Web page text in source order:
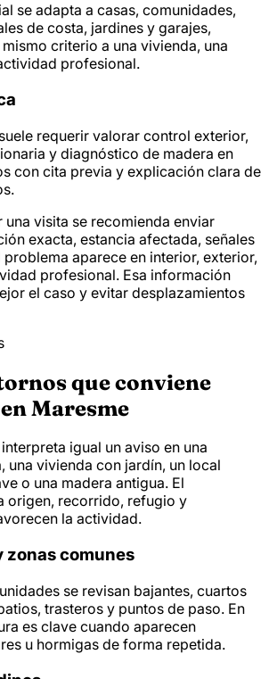
se adapta a casas, comunidades,
de costa, jardines y garajes,
criterio a una vivienda, una
profesional.
requerir valorar control exterior,
y diagnóstico de madera en
con cita previa y explicación clara de
una visita se recomienda enviar
exacta, estancia afectada, señales
aparece en interior, exterior,
profesional. Esa información
el caso y evitar desplazamientos
que conviene
Maresme
igual un aviso en una
una vivienda con jardín, un local
o una madera antigua. El
origen, recorrido, refugio y
la actividad.
zonas comunes
se revisan bajantes, cuartos
trasteros y puntos de paso. En
es clave cuando aparecen
u hormigas de forma repetida.